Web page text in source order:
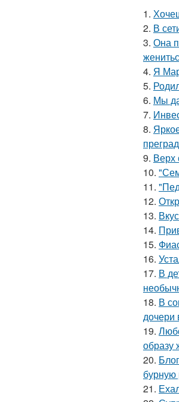
1.
2. В
3. Она
4. Я
5.
6. Мы
7.
8.
9. Верх
10.
11.
12.
13.
14.
15.
16.
17. В
18. В
дочери
19.
образу
20.
бурную
21.